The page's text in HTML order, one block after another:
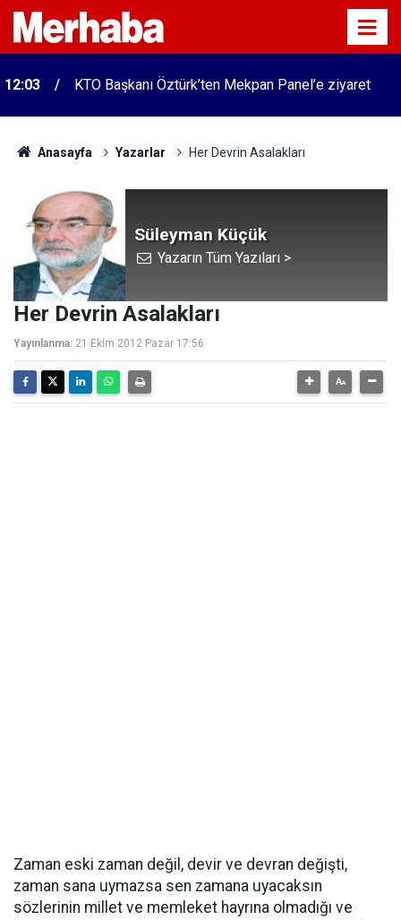
12:03 KTO Başkanı Öztürk’ten Mekpan Panel’e ziyaret
Anasayfa Yazarlar Her Devrin Asalakları
Süleyman Küçük
Yazarın Tüm Yazıları >
Her Devrin Asalakları
Yayınlanma: 21 Ekim 2012 Pazar 17:56
Zaman eski zaman değil, devir ve devran değişti,
zaman sana uymazsa sen zamana uyacaksın
sözlerinin millet ve memleket hayrına olmadığı ve